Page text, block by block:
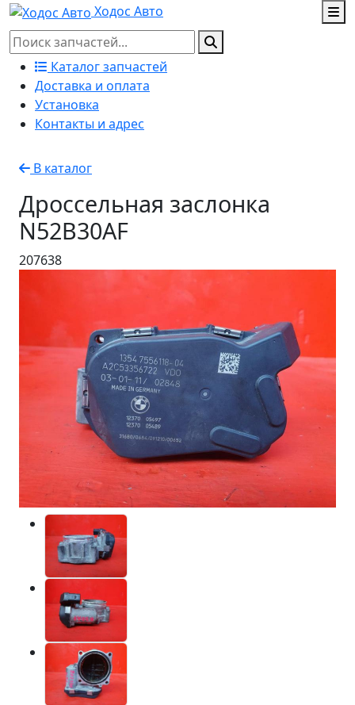
Ходос Авто
Каталог запчастей
Доставка и оплата
Установка
Контакты и адрес
В каталог
Дроссельная заслонка
N52B30AF
207638